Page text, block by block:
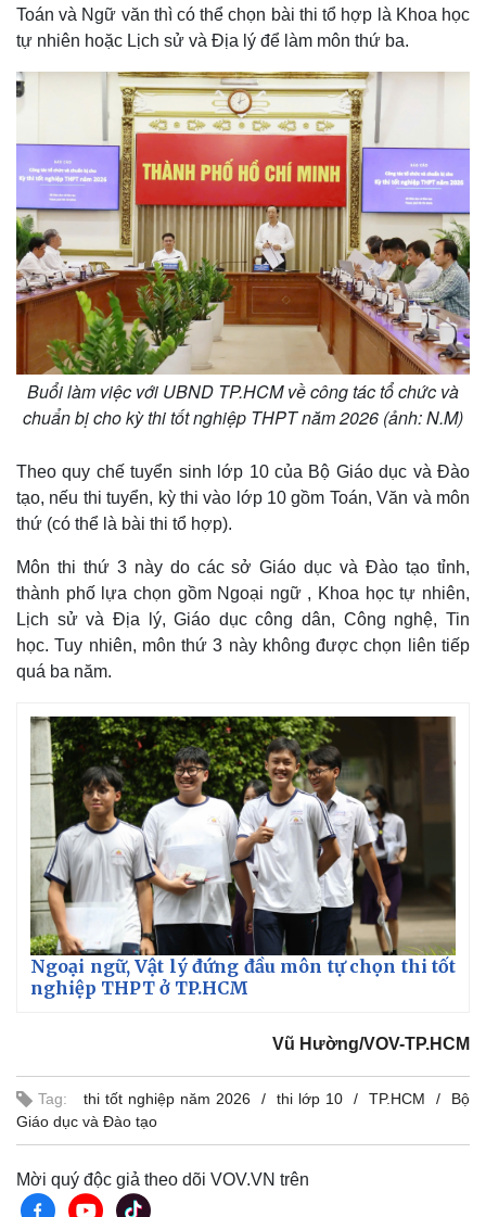
Thế giới
Quan sát
Cuộc sống đó đây
Hồ sơ
Multimedia
Video
E-Magazine
Infographic
Toán và Ngữ văn thì có thể chọn bài thi tổ hợp là Khoa học
tự nhiên hoặc Lịch sử và Địa lý để làm môn thứ ba.
Buổi làm việc với UBND TP.HCM về công tác tổ chức và
chuẩn bị cho kỳ thi tốt nghiệp THPT năm 2026 (ảnh: N.M)
Theo quy chế tuyển sinh lớp 10 của Bộ Giáo dục và Đào
tạo, nếu thi tuyển, kỳ thi vào lớp 10 gồm Toán, Văn và môn
thứ (có thể là bài thi tổ hợp).
Môn thi thứ 3 này do các sở Giáo dục và Đào tạo tỉnh,
thành phố lựa chọn gồm Ngoại ngữ , Khoa học tự nhiên,
Lịch sử và Địa lý, Giáo dục công dân, Công nghệ, Tin
học. Tuy nhiên, môn thứ 3 này không được chọn liên tiếp
quá ba năm.
Ngoại ngữ, Vật lý đứng đầu môn tự chọn thi tốt
nghiệp THPT ở TP.HCM
Vũ Hường/VOV-TP.HCM
Tag: thi tốt nghiệp năm 2026 thi lớp 10 TP.HCM
Bộ
Giáo dục và Đào tạo
Mời quý độc giả theo dõi VOV.VN trên